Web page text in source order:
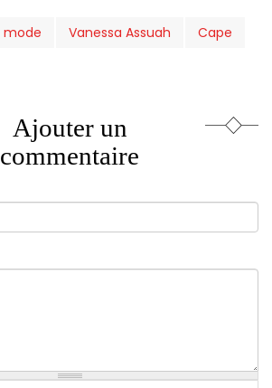
mode Vanessa Assuah
Cape
Ajouter un
commentaire